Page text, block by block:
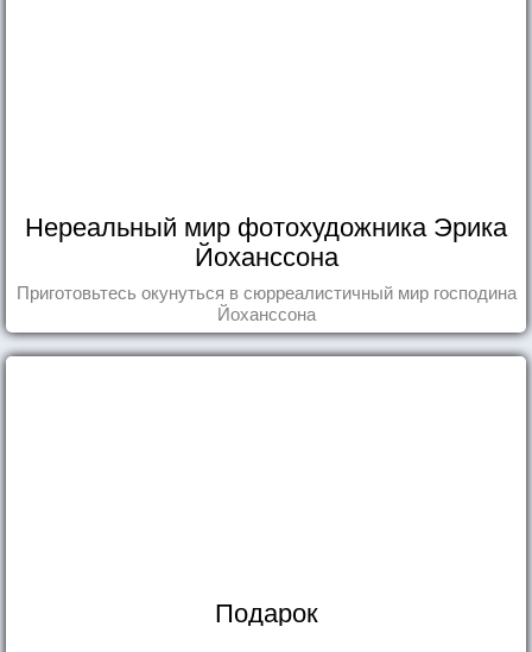
Нереальный мир фотохудожника Эрика
Йоханссона
Приготовьтесь окунуться в сюрреалистичный мир господина
Йоханссона
Подарок